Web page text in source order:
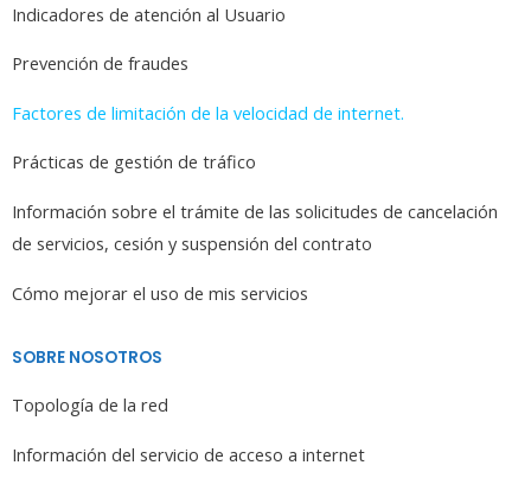
Indicadores de atención al Usuario
Prevención de fraudes
Factores de limitación de la velocidad de internet.
Prácticas de gestión de tráfico
Información sobre el trámite de las solicitudes de cancelación
de servicios, cesión y suspensión del contrato
Cómo mejorar el uso de mis servicios
SOBRE NOSOTROS
Topología de la red
Información del servicio de acceso a internet